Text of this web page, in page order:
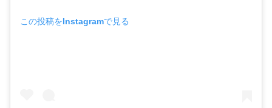
この投稿をInstagramで見る